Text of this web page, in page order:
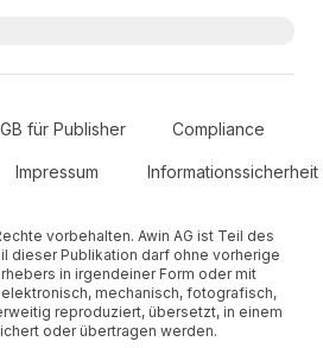
für Publisher Compliance
Impressum Informationssicherheit
vorbehalten. Awin AG ist Teil des
dieser Publikation darf ohne vorherige
in irgendeiner Form oder mit
mechanisch, fotografisch,
reproduziert, übersetzt, in einem
oder übertragen werden.